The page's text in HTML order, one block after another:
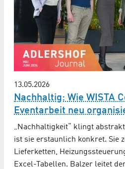
13.05.2026
Nachhaltig: Wie WISTA
Eventarbeit neu
„Nachhaltigkeit“ klingt
ist sie erstaunlich konkret. Sie
Lieferketten,
Excel-Tabellen. Balzer leitet